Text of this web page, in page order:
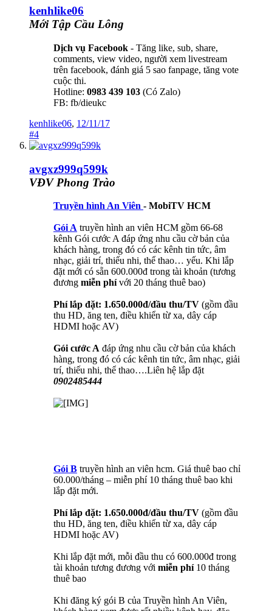
kenhlike06
Mới Tập Cầu Lông
Dịch vụ Facebook - Tăng like, sub, share,
comments, view video, người xem livestream
trên facebook, đánh giá 5 sao fanpage, tăng vote
cuộc thi.
Hotline: 0983 439 103 (Có Zalo)
FB: fb/dieukc
kenhlike06, 12/11/17
#4
avgxz999q599k
VĐV Phong Trào
Truyền hình An Viên - MobiTV HCM
Gói A truyền hình an viên HCM gồm 66-68
kênh Gói cước A đáp ứng nhu cầu cờ bản của
khách hàng, trong đó có các kênh tin tức, âm
nhạc, giải trí, thiếu nhi, thể thao… yếu. Khi lắp
đặt mới có sẵn 600.000đ trong tài khoản (tương
đương miễn phívới 20 tháng thuê bao)
Phí lắp đặt: 1.650.000đ/đầu thu/TV (gồm đầu
thu HD, ăng ten, điều khiển từ xa, dây cáp
HDMI hoặc AV)
Gói cước A đáp ứng nhu cầu cờ bản của khách
hàng, trong đó có các kênh tin tức, âm nhạc, giải
trí, thiếu nhi, thể thao….Liên hệ lắp đặt
0902485444
Gói B truyền hình an viên hcm. Giá thuê bao chỉ
60.000/tháng – miễn phí 10 tháng thuê bao khi
lắp đặt mới.
Phí lắp đặt: 1.650.000đ/đầu thu/TV (gồm đầu
thu HD, ăng ten, điều khiển từ xa, dây cáp
HDMI hoặc AV)
Khi lắp đặt mới, mỗi đầu thu có 600.000đ trong
tài khoản tương đương với miễn phí10 tháng
thuê bao
Khi đăng ký gói B của Truyền hình An Viên,